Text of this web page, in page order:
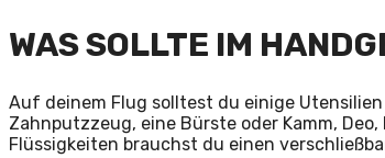
WAS SOLLTE IM
Auf deinem Flug solltest du einige
Zahnputzzeug, eine Bürste oder Kamm,
Flüssigkeiten brauchst du einen